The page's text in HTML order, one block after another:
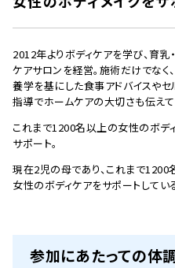
2012年よりボディケアを学び、育乳
ケアサロンを経営。施術だけでなく
養学を基にした食事アドバイスやセ
指導でホームケアの大切さも伝えて
これまで1200名以上の女性のボデ
サポート。
現在2児の母であり、これまで1200
女性のボディケアをサポートしてい
参加にあたっての体